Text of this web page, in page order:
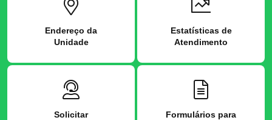
Endereço da
Unidade
Estatísticas de
Atendimento
Solicitar
Formulários para